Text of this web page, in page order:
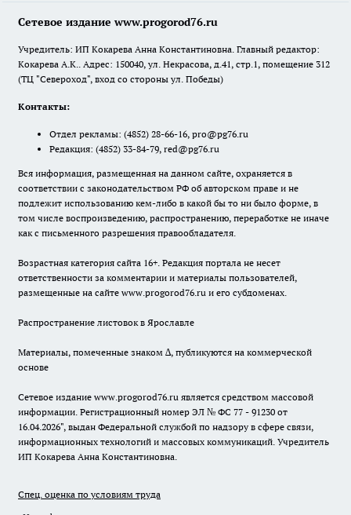
Сетевое издание www.progorod76.ru
Учредитель: ИП Кокарева Анна Константиновна. Главный редактор:
Кокарева А.К.. Адрес: 150040, ул. Некрасова, д.41, стр.1, помещение 312
(ТЦ "Североход", вход со стороны ул. Победы)
Контакты:
Отдел рекламы: (4852) 28-66-16, pro@pg76.ru
Редакция: (4852) 33-84-79, red@pg76.ru
Вся информация, размещенная на данном сайте, охраняется в
соответствии с законодательством РФ об авторском праве и не
подлежит использованию кем-либо в какой бы то ни было форме, в
том числе воспроизведению, распространению, переработке не иначе
как с письменного разрешения правообладателя.
Возрастная категория сайта 16+. Редакция портала не несет
ответственности за комментарии и материалы пользователей,
размещенные на сайте www.progorod76.ru и его субдоменах.
Распространение листовок в Ярославле
Материалы, помеченные знаком ∆, публикуются на коммерческой
основе
Сетевое издание www.progorod76.ru является средством массовой
информации. Регистрационный номер ЭЛ № ФС 77 - 91230 от
16.04.2026", выдан Федеральной службой по надзору в сфере связи,
информационных технологий и массовых коммуникаций. Учредитель
ИП Кокарева Анна Константиновна.
Спец. оценка по условиям труда